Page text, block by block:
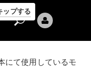
ップする
にて使用しているモ